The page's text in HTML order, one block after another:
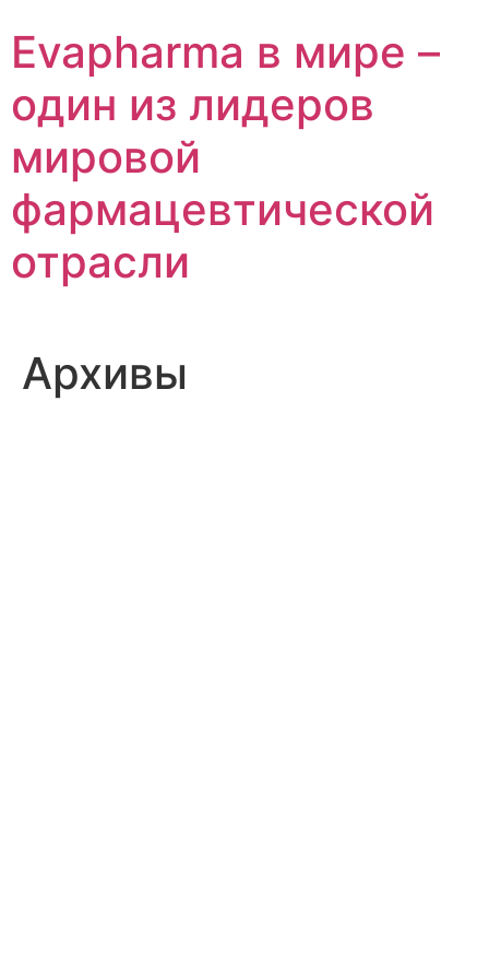
содержимому
Evapharma в мире –
один из лидеров
мировой
фармацевтической
отрасли
Архивы